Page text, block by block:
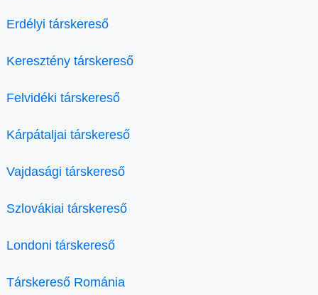
Erdélyi társkereső
Keresztény társkereső
Felvidéki társkereső
Kárpátaljai társkereső
Vajdasági társkereső
Szlovákiai társkereső
Londoni társkereső
Társkereső Románia